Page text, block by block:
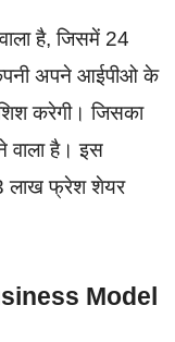
है, जिसमें 24
अपने आईपीओ के
करेगी। जिसका
वाला है। इस
लाख फ्रेश शेयर
Model